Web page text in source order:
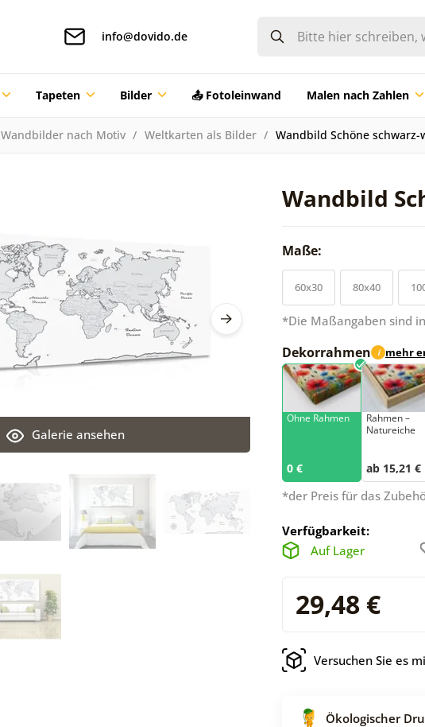
info@dovido.de
Tapeten Bilder 📤 Fotoleinwand Malen nach Zahlen
Wandbilder nach Motiv Weltkarten als Bilder Wandbild Schöne
Wandbild
Galerie ansehen
Maße:
60x30 80x40
*Die Maßangaben sind
Dekorrahmen i mehr
Ohne Rahmen
0 €
Rahmen –
Natureiche
ab 15,21 €
*der Preis für das
Verfügbarkeit:
Auf Lager
29,48 €
Versuchen Sie es
Ökologischer